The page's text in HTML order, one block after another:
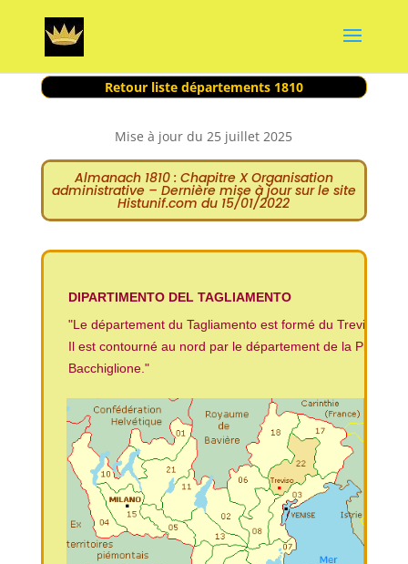
Retour liste départements 1810
Mise à jour du 25 juillet 2025
Almanach1810 : Chapitre X Organisation
administrative – Dernière mise à jour sur le site
Histunif.com du 15/01/2022
DIPARTIMENTO DEL TAGLIAMENTO
"Le département du Tagliamento est formé du
Il est contourné au nord par le département de la Piave;
Bacchiglione."